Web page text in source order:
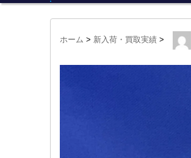
ホーム > 新入荷・買取実績 >